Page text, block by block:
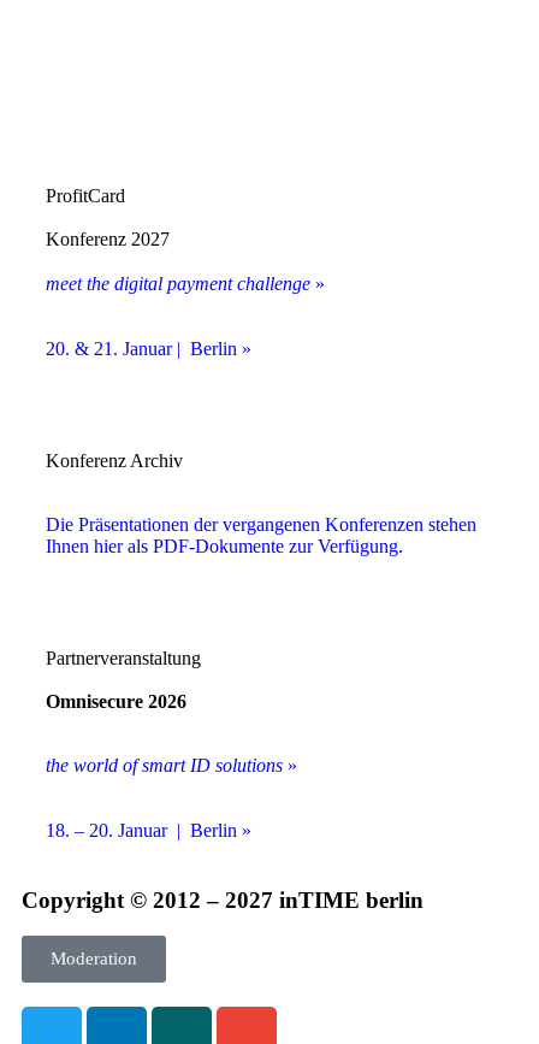
ProfitCard
Konferenz 2027
meet the digital payment challenge »
20. & 21. Januar | Berlin »
Konferenz Archiv
Die Präsentationen der vergangenen Konferenzen stehen
Ihnen hier als PDF-Dokumente zur Verfügung.
Partnerveranstaltung
Omnisecure 2026
the world of smart ID solutions »
18. – 20. Januar | Berlin »
Copyright © 2012 – 2027 inTIME berlin
Moderation